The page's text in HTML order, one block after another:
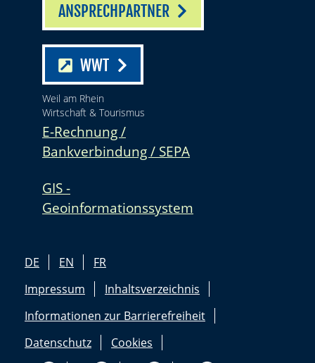
ANSPRECHPARTNER
WWT
Weil am Rhein
Wirtschaft & Tourismus
E-Rechnung /
Bankverbindung / SEPA
GIS -
Geoinformationssystem
DE EN
FR
Impressum
Inhaltsverzeichnis
Informationen zur Barrierefreiheit
Datenschutz
Cookies